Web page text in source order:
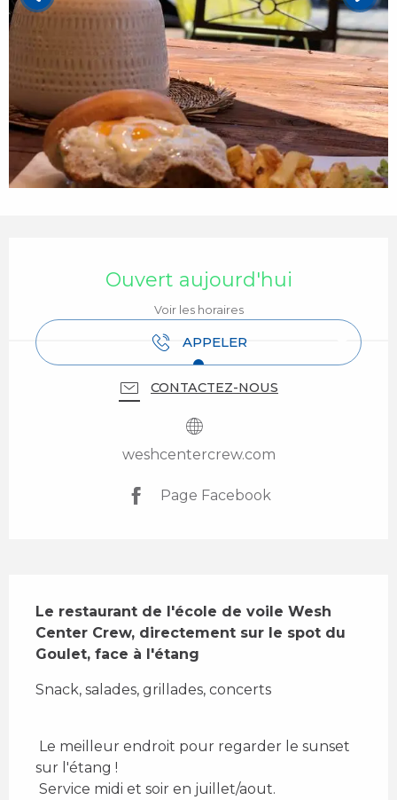
Ouvert aujourd'hui
Voir les horaires
APPELER
CONTACTEZ-NOUS
weshcentercrew.com
Page Facebook
Le restaurant de l'école de voile Wesh
Center Crew, directement sur le spot du
Goulet, face à l'étang
Snack, salades, grillades, concerts
sur l'étang !
Service midi et soir en juillet/aout.